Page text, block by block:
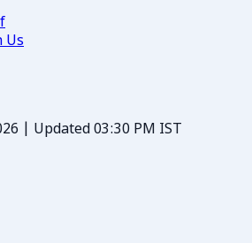
Us
| Updated 03:30 PM IST